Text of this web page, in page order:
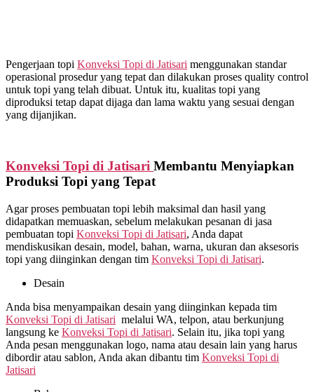
Pengerjaan topi Konveksi Topi di Jatisari menggunakan standar
operasional prosedur yang tepat dan dilakukan proses quality control
untuk topi yang telah dibuat. Untuk itu, kualitas topi yang
diproduksi tetap dapat dijaga dan lama waktu yang sesuai dengan
yang dijanjikan.
Konveksi Topi di Jatisari Membantu Menyiapkan
Produksi Topi yang Tepat
Agar proses pembuatan topi lebih maksimal dan hasil yang
didapatkan memuaskan, sebelum melakukan pesanan di jasa
pembuatan topi Konveksi Topi di Jatisari, Anda dapat
mendiskusikan desain, model, bahan, warna, ukuran dan aksesoris
topi yang diinginkan dengan tim Konveksi Topi di Jatisari.
Desain
Anda bisa menyampaikan desain yang diinginkan kepada tim
Konveksi Topi di Jatisari melalui WA, telpon, atau berkunjung
langsung ke Konveksi Topi di Jatisari. Selain itu, jika topi yang
Anda pesan menggunakan logo, nama atau desain lain yang harus
dibordir atau sablon, Anda akan dibantu tim Konveksi Topi di
Jatisari